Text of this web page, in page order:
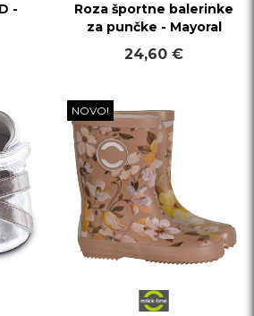
-
Roza športne balerinke
za punčke - Mayoral
24,60 €
NOVO!